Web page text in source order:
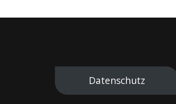
Datenschutz